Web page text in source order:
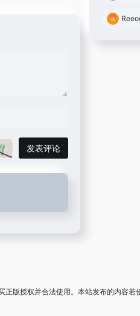
发表评论
版授权并合法使用。本站发布的内容